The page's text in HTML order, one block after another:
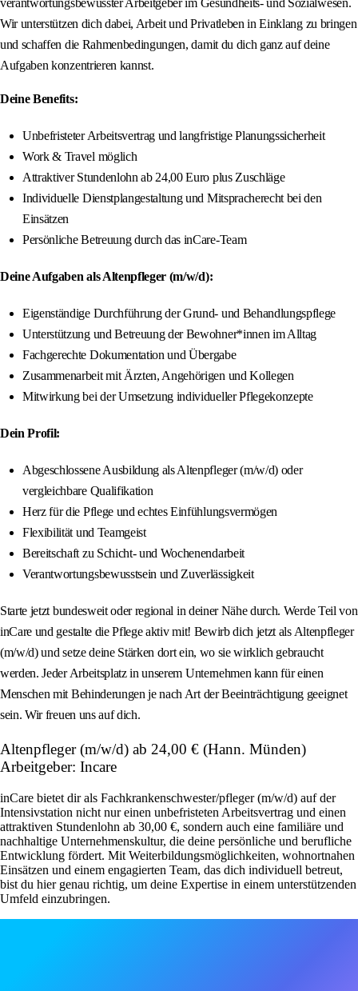
verantwortungsbewusster Arbeitgeber im Gesundheits- und Sozialwesen.
Wir unterstützen dich dabei, Arbeit und Privatleben in Einklang zu bringen
und schaffen die Rahmenbedingungen, damit du dich ganz auf deine
Aufgaben konzentrieren kannst.
Deine Benefits:
Unbefristeter Arbeitsvertrag und langfristige Planungssicherheit
Work & Travel möglich
Attraktiver Stundenlohn ab 24,00 Euro plus Zuschläge
Individuelle Dienstplangestaltung und Mitspracherecht bei den
Einsätzen
Persönliche Betreuung durch das inCare-Team
Deine Aufgaben als Altenpfleger (m/w/d):
Eigenständige Durchführung der Grund- und Behandlungspflege
Unterstützung und Betreuung der Bewohner*innen im Alltag
Fachgerechte Dokumentation und Übergabe
Zusammenarbeit mit Ärzten, Angehörigen und Kollegen
Mitwirkung bei der Umsetzung individueller Pflegekonzepte
Dein Profil:
Abgeschlossene Ausbildung als Altenpfleger (m/w/d) oder
vergleichbare Qualifikation
Herz für die Pflege und echtes Einfühlungsvermögen
Flexibilität und Teamgeist
Bereitschaft zu Schicht- und Wochenendarbeit
Verantwortungsbewusstsein und Zuverlässigkeit
Starte jetzt bundesweit oder regional in deiner Nähe durch. Werde Teil von
inCare und gestalte die Pflege aktiv mit! Bewirb dich jetzt als Altenpfleger
(m/w/d) und setze deine Stärken dort ein, wo sie wirklich gebraucht
werden. Jeder Arbeitsplatz in unserem Unternehmen kann für einen
Menschen mit Behinderungen je nach Art der Beeinträchtigung geeignet
sein. Wir freuen uns auf dich.
Altenpfleger (m/w/d) ab 24,00 € (Hann. Münden)
Arbeitgeber: Incare
inCare bietet dir als Fachkrankenschwester/pfleger (m/w/d) auf der
Intensivstation nicht nur einen unbefristeten Arbeitsvertrag und einen
attraktiven Stundenlohn ab 30,00 €, sondern auch eine familiäre und
nachhaltige Unternehmenskultur, die deine persönliche und berufliche
Entwicklung fördert. Mit Weiterbildungsmöglichkeiten, wohnortnahen
Einsätzen und einem engagierten Team, das dich individuell betreut,
bist du hier genau richtig, um deine Expertise in einem unterstützenden
Umfeld einzubringen.